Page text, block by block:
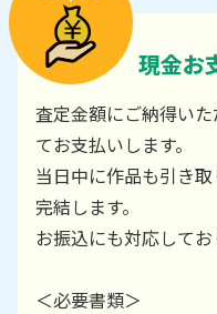
現金お
査定金額にご納得い
てお支払いします。
当日中に作品も引き
完結します。
お振込にも対応してお
＜必要書類＞